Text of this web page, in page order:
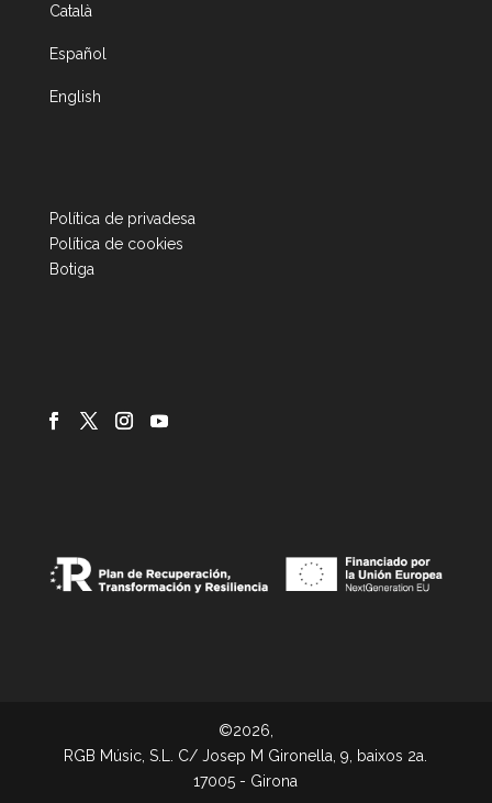
Català
Español
English
Política de privadesa
Política de cookies
Botiga
©2026,
RGB Músic, S.L. C/ Josep M Gironella, 9, baixos 2a.
17005 - Girona